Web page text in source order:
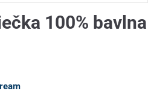
100% bavlna